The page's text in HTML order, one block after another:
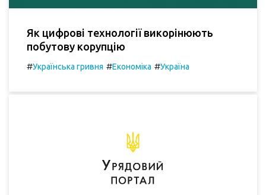
Як цифрові технології викорінюють
побутову корупцію
#Українська гривня #Економіка #Україна